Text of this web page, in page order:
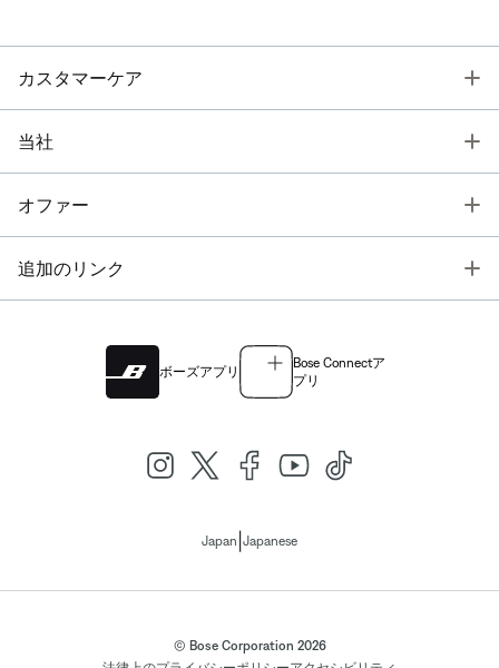
カスタマーケア
当社
オファー
追加のリンク
ボーズアプリ
Bose Connectア
プリ
Japan Japanese
© Bose Corporation 2026